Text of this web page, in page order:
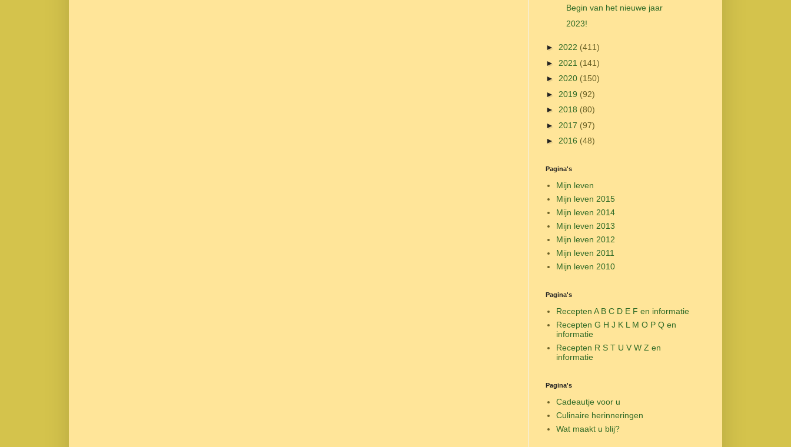
Begin van het nieuwe jaar
2023!
► 2022 (411)
► 2021 (141)
► 2020 (150)
► 2019 (92)
► 2018 (80)
► 2017 (97)
► 2016 (48)
Pagina's
Mijn leven
Mijn leven 2015
Mijn leven 2014
Mijn leven 2013
Mijn leven 2012
Mijn leven 2011
Mijn leven 2010
Pagina's
Recepten A B C D E F en informatie
Recepten G H J K L M O P Q en
informatie
Recepten R S T U V W Z en
informatie
Pagina's
Cadeautje voor u
Culinaire herinneringen
Wat maakt u blij?